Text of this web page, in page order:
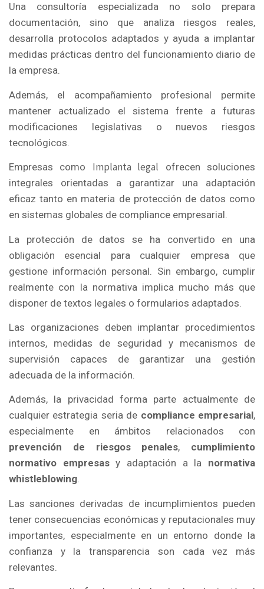
Una consultoría especializada no solo prepara
documentación, sino que analiza riesgos reales,
desarrolla protocolos adaptados y ayuda a implantar
medidas prácticas dentro del funcionamiento diario de
la empresa.
Además, el acompañamiento profesional permite
mantener actualizado el sistema frente a futuras
modificaciones legislativas o nuevos riesgos
tecnológicos.
Empresas como Implanta legal ofrecen soluciones
integrales orientadas a garantizar una adaptación
eficaz tanto en materia de protección de datos como
en sistemas globales de compliance empresarial.
La protección de datos se ha convertido en una
obligación esencial para cualquier empresa que
gestione información personal. Sin embargo, cumplir
realmente con la normativa implica mucho más que
disponer de textos legales o formularios adaptados.
Las organizaciones deben implantar procedimientos
internos, medidas de seguridad y mecanismos de
supervisión capaces de garantizar una gestión
adecuada de la información.
Además, la privacidad forma parte actualmente de
cualquier estrategia seria de compliance empresarial,
especialmente en ámbitos relacionados con
prevención de riesgos penales, cumplimiento
normativo empresasy adaptación a la normativa
whistleblowing.
Las sanciones derivadas de incumplimientos pueden
tener consecuencias económicas y reputacionales muy
importantes, especialmente en un entorno donde la
confianza y la transparencia son cada vez más
relevantes.